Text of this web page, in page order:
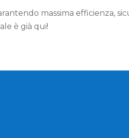
massima efficienza,
è già qui!